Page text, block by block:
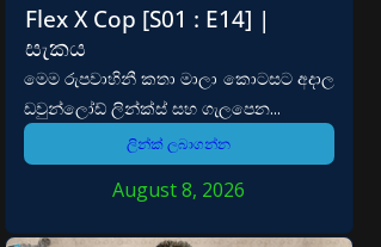
Flex X Cop [S01 : E14] |
සැකය
මෙම රුපවාහිනී කතා මාලා කොටසට අදාල
ඩවුන්ලෝඩ් ලින්ක්ස් සහ ගැලපෙන...
ලින්ක් ලබාගන්න
August 8, 2026